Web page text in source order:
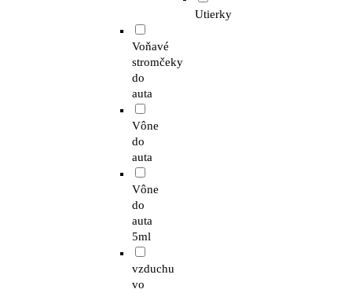
Utierky
Voňavé
stromčeky
do
auta
Vône
do
auta
Vône
do
auta
5ml
vzduchu
vo